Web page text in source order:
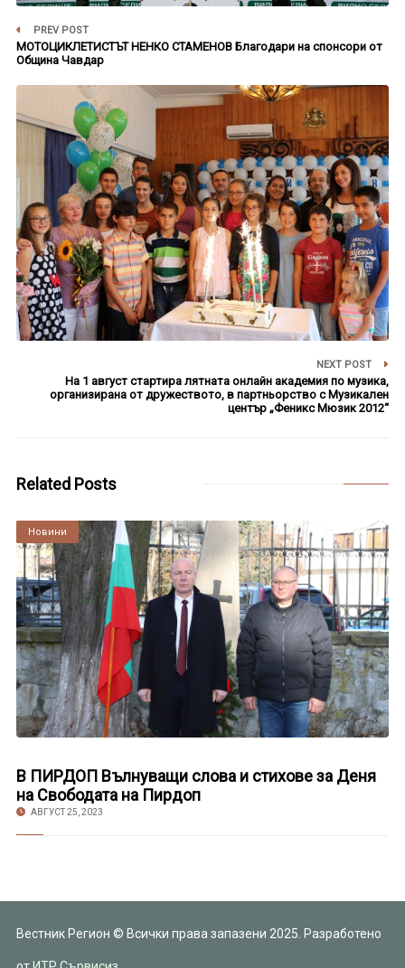
PREV POST
МОТОЦИКЛЕТИСТЪТ НЕНКО СТАМЕНОВ Благодари на спонсори от
Община Чавдар
NEXT POST
На 1 август стартира лятната онлайн академия по музика,
организирана от дружеството, в партньорство с Музикален
център „Феникс Мюзик 2012“
Related Posts
Култура
Новини
В ПИРДОП Вълнуващи слова и стихове за Деня
на Свободата на Пирдоп
АВГУСТ 25, 2023
Вестник Регион © Всички права запазени 2025. Разработено